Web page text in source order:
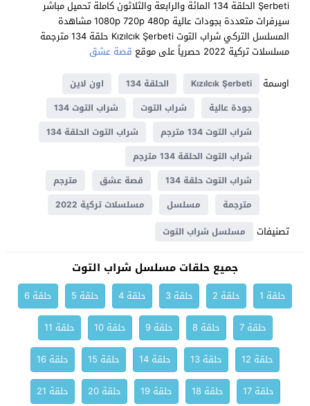
Şerbeti الحلقة 134 المائة والرابعة والثلاثون كاملة تحميل مباشر
سيرفرات متعددة بجودات عالية 1080p 720p 480p مشاهدة
المسلسل التركي شراب التوت Kızılcık Şerbeti حلقة 134 مترجمة
مسلسلات تركية 2022 حصرياً على موقع
قصة عشق
اوسمة
Kızılcık Şerbeti الحلقة 134
اون لاين
جودة عالية
شراب التوت
شراب التوت 134
شراب التوت 134 مترجم
شراب التوت الحلقة 134
شراب التوت الحلقة 134 مترجم
شراب التوت حلقة 134
قصة عشق
مترجم
مترجمة
مسلسل مسلسلات تركية 2022
تصنيفات مسلسل شراب التوت
جميع حلقات مسلسل شراب التوت
حلقة 1 حلقة 2 حلقة 3 حلقة 4 حلقة 5
حلقة 6
حلقة 7
حلقة 8 حلقة 9 حلقة 10
حلقة 11
حلقة 12
حلقة 13 حلقة 14 حلقة 15
حلقة 16
حلقة 17
حلقة 18 حلقة 19 حلقة 20
حلقة 21